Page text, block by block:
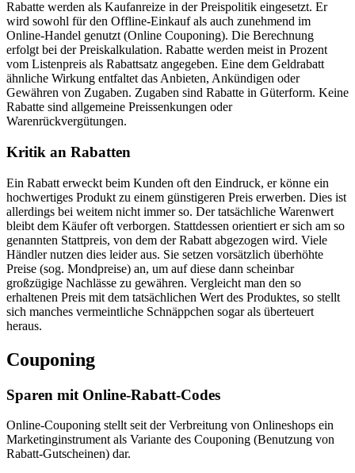
Rabatte werden als Kaufanreize in der Preispolitik eingesetzt. Er
wird sowohl für den Offline-Einkauf als auch zunehmend im
Online-Handel genutzt (Online Couponing). Die Berechnung
erfolgt bei der Preiskalkulation. Rabatte werden meist in Prozent
vom Listenpreis als Rabattsatz angegeben. Eine dem Geldrabatt
ähnliche Wirkung entfaltet das Anbieten, Ankündigen oder
Gewähren von Zugaben. Zugaben sind Rabatte in Güterform. Keine
Rabatte sind allgemeine Preissenkungen oder
Warenrückvergütungen.
Kritik an Rabatten
Ein Rabatt erweckt beim Kunden oft den Eindruck, er könne ein
hochwertiges Produkt zu einem günstigeren Preis erwerben. Dies ist
allerdings bei weitem nicht immer so. Der tatsächliche Warenwert
bleibt dem Käufer oft verborgen. Stattdessen orientiert er sich am so
genannten Stattpreis, von dem der Rabatt abgezogen wird. Viele
Händler nutzen dies leider aus. Sie setzen vorsätzlich überhöhte
Preise (sog. Mondpreise) an, um auf diese dann scheinbar
großzügige Nachlässe zu gewähren. Vergleicht man den so
erhaltenen Preis mit dem tatsächlichen Wert des Produktes, so stellt
sich manches vermeintliche Schnäppchen sogar als überteuert
heraus.
Couponing
Sparen mit Online-Rabatt-Codes
Online-Couponing stellt seit der Verbreitung von Onlineshops ein
Marketinginstrument als Variante des Couponing (Benutzung von
Rabatt-Gutscheinen) dar.